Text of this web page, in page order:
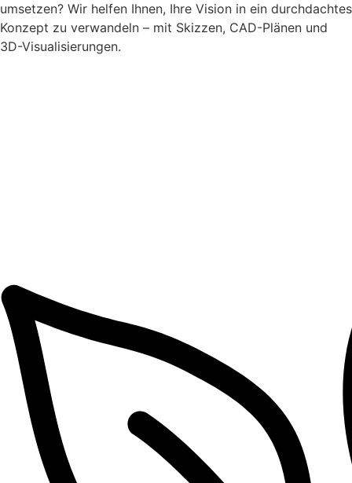
umsetzen? Wir helfen Ihnen, Ihre Vision in ein durchdachtes
Konzept zu verwandeln – mit Skizzen, CAD-Plänen und
3D-Visualisierungen.